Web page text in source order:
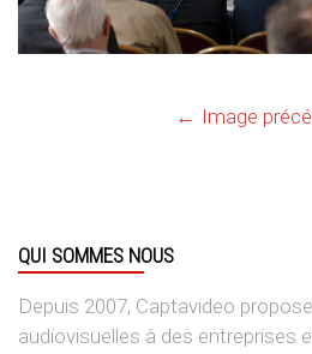
Image
QUI SOMMES NOUS
Depuis 2007, Captavideo
audiovisuelles à des entreprises